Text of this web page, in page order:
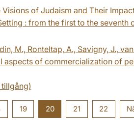
of Judaism and Their
: from the first to the seventh
M., Ronteltap, A., Savigny, J.,
aspects of commercialization of
19 20 21 22